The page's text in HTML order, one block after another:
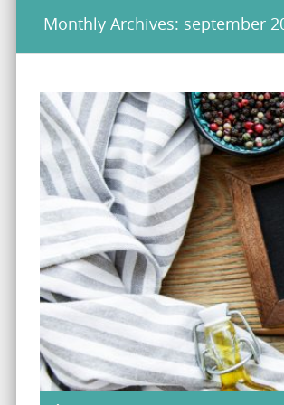
Monthly Archives: september